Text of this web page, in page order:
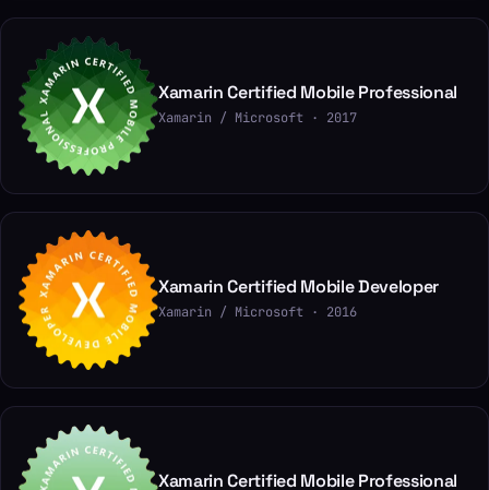
Xamarin Certified Mobile Professional
Xamarin / Microsoft · 2017
Xamarin Certified Mobile Developer
Xamarin / Microsoft · 2016
Xamarin Certified Mobile Professional